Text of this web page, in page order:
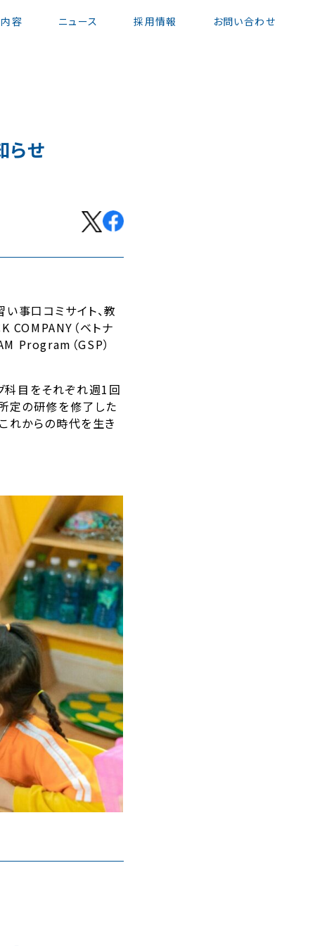
容 ニュース 採用情報 お問い合わせ
らせ
事口コミサイト、教
（ベトナ
Program（GSP）
科目をそれぞれ週1回
定の研修を修了した
れからの時代を生き